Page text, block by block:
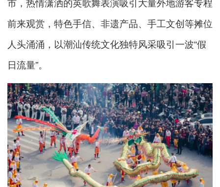
市，热情潇洒的英歌舞表演吸引大量外地游客专程
前来观赏，特色手信、非遗产品、手工文创等摊位
人头涌涌，以潮汕传统文化独特风采吸引一波“假
日流量”。